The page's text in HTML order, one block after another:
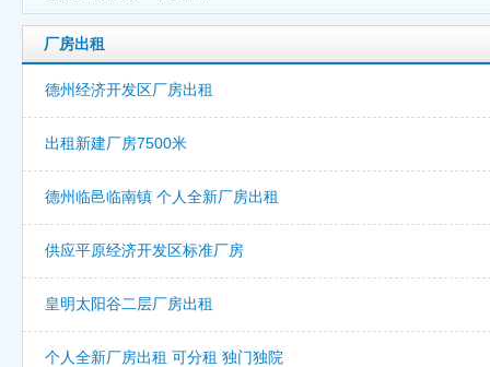
厂房出租
德州经济开发区厂房出租
出租新建厂房7500米
德州临邑临南镇 个人全新厂房出租
供应平原经济开发区标准厂房
皇明太阳谷二层厂房出租
个人全新厂房出租 可分租 独门独院